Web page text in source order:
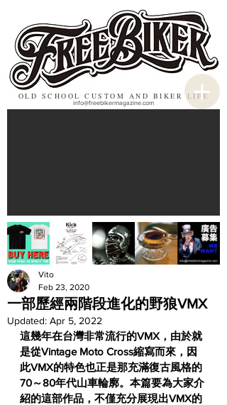
OLD SCHOOL CUSTOM AND BIKER LIFE
info@freebikermagazine.com
一部歷經兩階段進化的野狼VMX
Vito
Feb 23, 2020
Updated: Apr 5, 2022
這幾年在台灣非常流行的VMX，由於就
是從Vintage Moto Cross縮寫而來，因
此VMX的特色也正是那充滿復古風格的
70～80年代山車輪廓。本篇要為大家介
紹的這部作品，不僅充分展現出VMX的